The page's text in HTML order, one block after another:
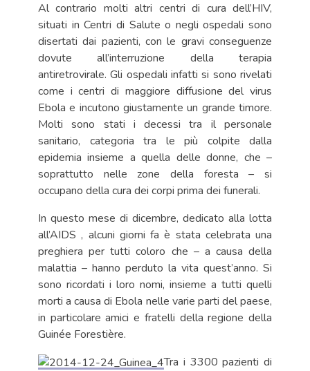
Al contrario molti altri centri di cura dell’HIV,
situati in Centri di Salute o negli ospedali sono
disertati dai pazienti, con le gravi conseguenze
dovute all’interruzione della terapia
antiretrovirale. Gli ospedali infatti si sono rivelati
come i centri di maggiore diffusione del virus
Ebola e incutono giustamente un grande timore.
Molti sono stati i decessi tra il personale
sanitario, categoria tra le più colpite dalla
epidemia insieme a quella delle donne, che –
soprattutto nelle zone della foresta – si
occupano della cura dei corpi prima dei funerali.
In questo mese di dicembre, dedicato alla lotta
all’AIDS , alcuni giorni fa è stata celebrata una
preghiera per tutti coloro che – a causa della
malattia – hanno perduto la vita quest’anno. Si
sono ricordati i loro nomi, insieme a tutti quelli
morti a causa di Ebola nelle varie parti del paese,
in particolare amici e fratelli della regione della
Guinée Forestière.
Tra i 3300 pazienti di